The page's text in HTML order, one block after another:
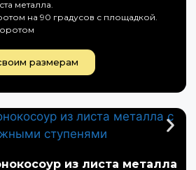
металла.
на 90 градусов с площадкой.
размерам
из листа металла